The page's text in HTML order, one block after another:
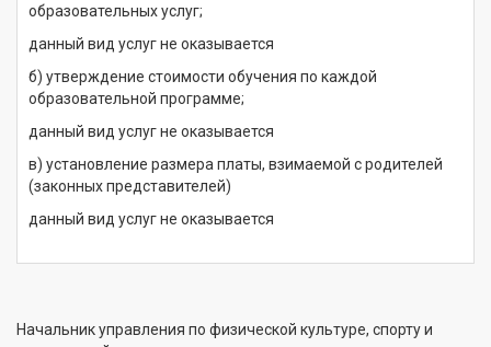
образовательных услуг;
данный вид услуг не оказывается
б) утверждение стоимости обучения по каждой
образовательной программе;
данный вид услуг не оказывается
в) установление размера платы, взимаемой с родителей
(законных представителей)
данный вид услуг не оказывается
Начальник управления по физической культуре, спорту и